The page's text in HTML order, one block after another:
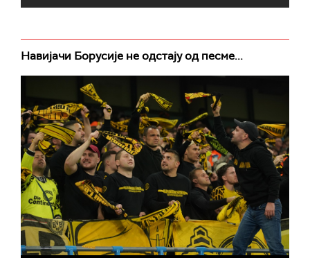
Навијачи Борусије не одстају од песме...